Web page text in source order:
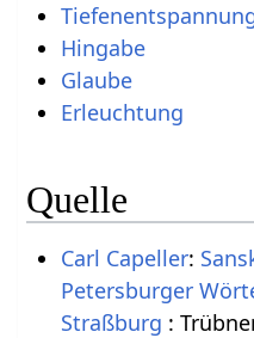
Hingabe
Glaube
Erleuchtung
Quelle
Carl Capeller:
Petersburger
Straßburg :